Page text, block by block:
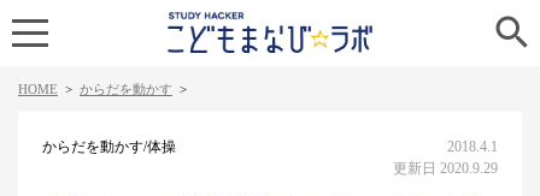

HOME > からだを動かす >
からだを動かす/体操
2018.4.1
更新日 2020.9.29